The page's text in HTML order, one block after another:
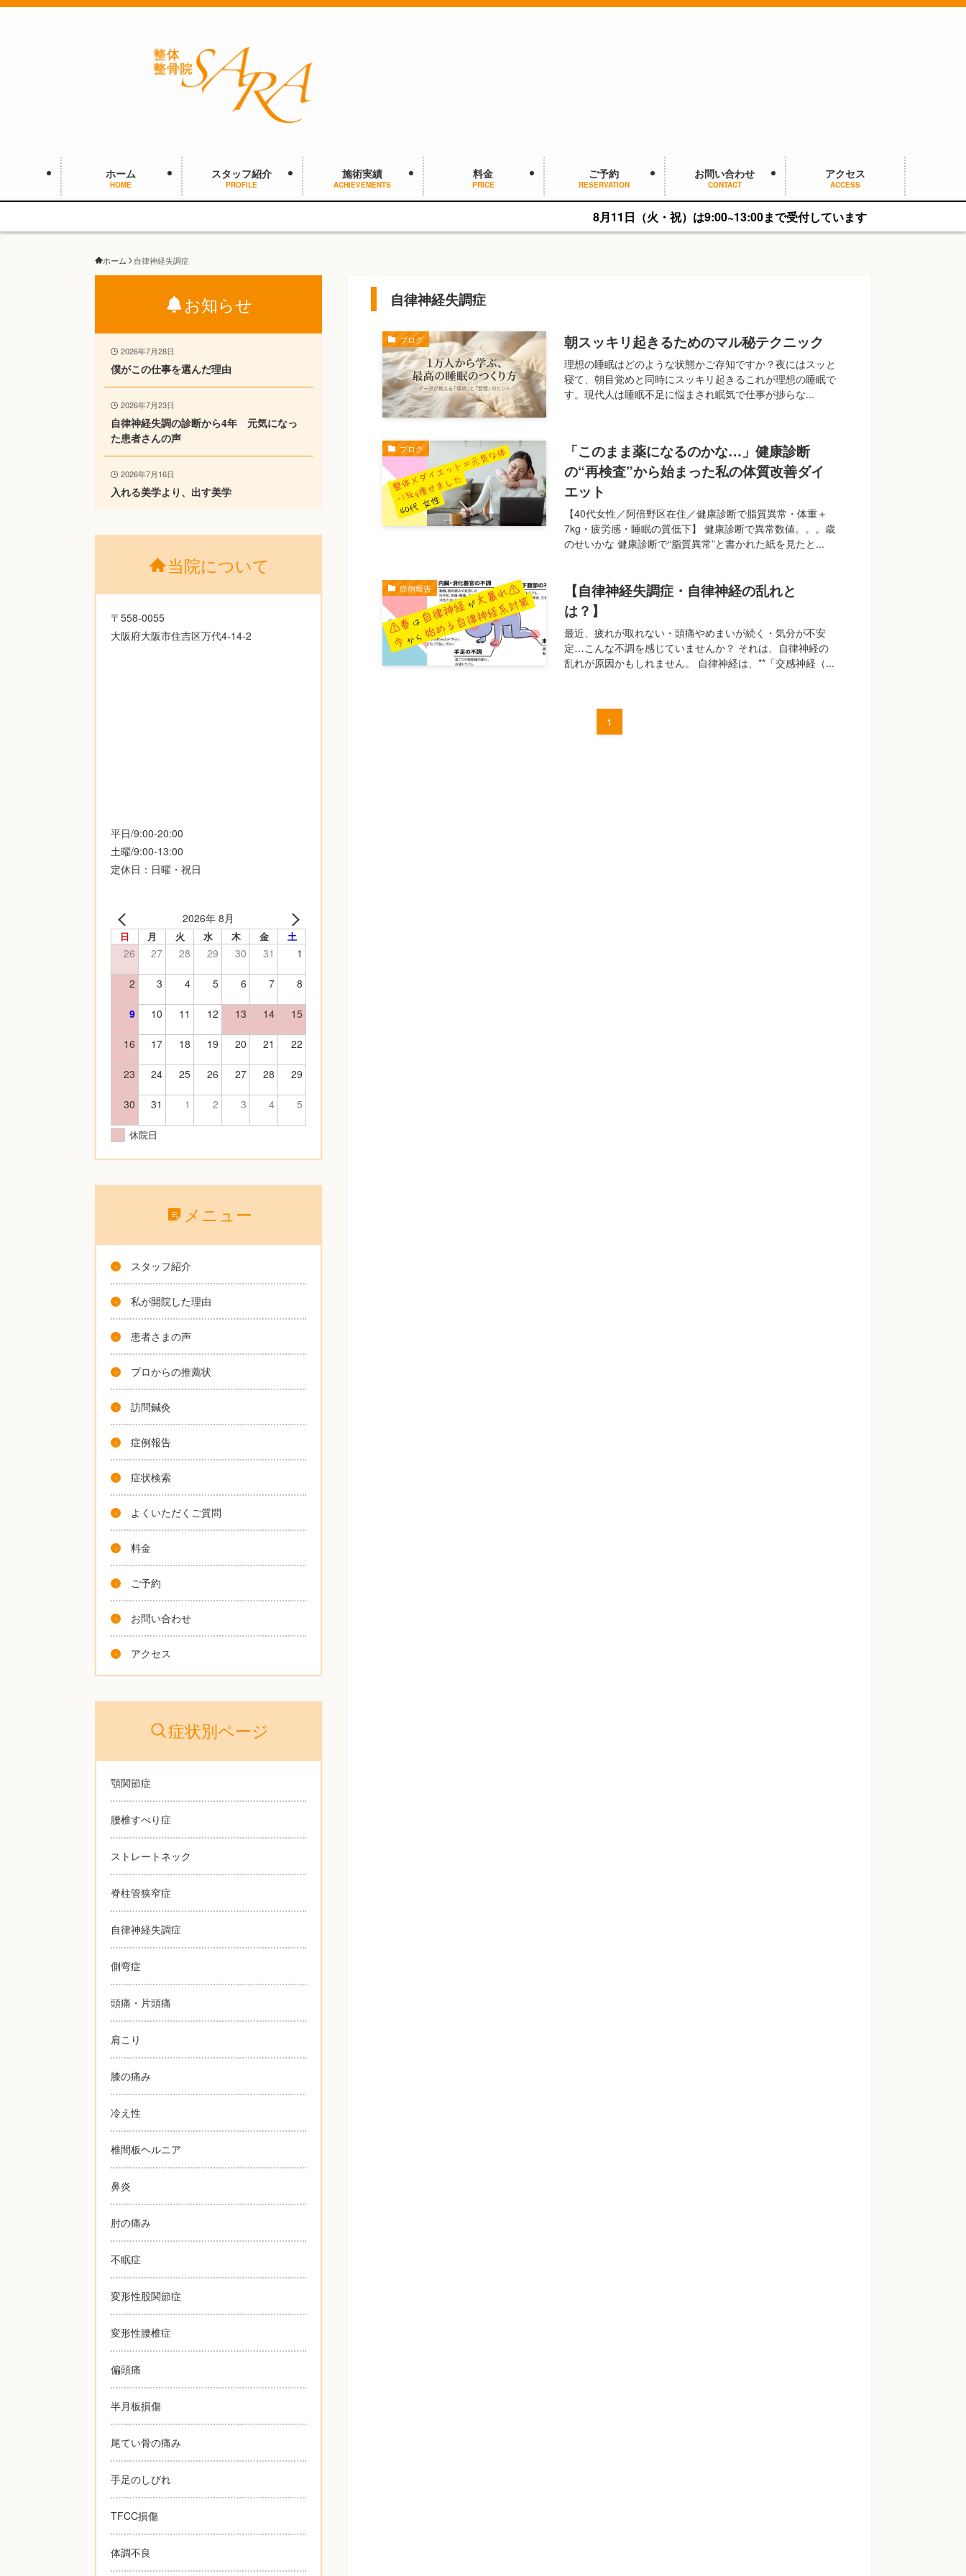
ホーム
HOME
スタッフ紹介
PROFILE
施術実績
ACHIEVEMENTS
料金
PRICE
ご予約
RESERVATION
お問い合わせ
CONTACT
アクセス
ACCESS
8月11日（火・祝）は9:00~13:00まで受付しています
ホーム 自律神経失調症
自律神経失調症
ブログ 朝スッキリ起きるためのマル秘テクニック
理想の睡眠はどのような状態かご存知ですか？夜にはスッと
寝て、朝目覚めと同時にスッキリ起きるこれが理想の睡眠で
す。現代人は睡眠不足に悩まされ眠気で仕事が捗らな...
ブログ
「このまま薬になるのかな…」健康診断
の“再検査”から始まった私の体質改善ダイ
エット
【40代女性／阿倍野区在住／健康診断で脂質異常・体重＋
7kg・疲労感・睡眠の質低下】 健康診断で異常数値。。。歳
のせいかな 健康診断で“脂質異常”と書かれた紙を見たと...
症例報告
【自律神経失調症・自律神経の乱れと
は？】
最近、疲れが取れない・頭痛やめまいが続く・気分が不安
定…こんな不調を感じていませんか？ それは、自律神経の
乱れが原因かもしれません。 自律神経は、**「交感神経（...
1
お知らせ
2026年7月28日
僕がこの仕事を選んだ理由
2026年7月23日
自律神経失調の診断から4年 元気になっ
た患者さんの声
2026年7月16日
入れる美学より、出す美学
当院について
〒558-0055
大阪府大阪市住吉区万代4-14-2
平日/9:00-20:00
土曜/9:00-13:00
定休日：日曜・祝日
2026年 8月
日 月 火 水 木 金 土
26 27 28 29 30 31 1
2 3 4 5 6 7 8
9 10 11 12 13 14 15
16 17 18 19 20 21 22
23 24 25 26 27 28 29
30 31 1 2 3 4 5
休院日
メニュー
スタッフ紹介
私が開院した理由
患者さまの声
プロからの推薦状
訪問鍼灸
症例報告
症状検索
よくいただくご質問
料金
ご予約
お問い合わせ
アクセス
症状別ページ
顎関節症
腰椎すべり症
ストレートネック
脊柱管狭窄症
自律神経失調症
側弯症
頭痛・片頭痛
肩こり
膝の痛み
冷え性
椎間板ヘルニア
鼻炎
肘の痛み
不眠症
変形性股関節症
変形性腰椎症
偏頭痛
半月板損傷
尾てい骨の痛み
手足のしびれ
TFCC損傷
体調不良